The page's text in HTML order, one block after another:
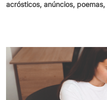
acrósticos, anúncios,